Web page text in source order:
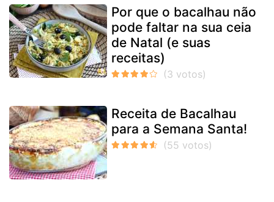
Por que o bacalhau não
pode faltar na sua ceia
de Natal (e suas
receitas)
Receita de Bacalhau
para a Semana Santa!